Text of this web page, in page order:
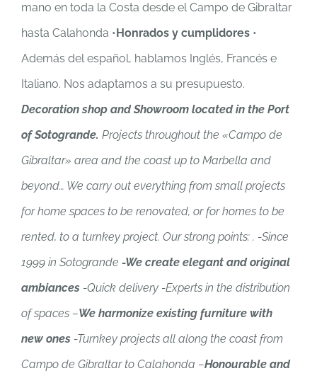
mano en toda la Costa desde el Campo de Gibraltar
hasta Calahonda •Honrados y cumplidores •
Además del español, hablamos Inglés, Francés e
Italiano. Nos adaptamos a su presupuesto.
Decoration shop and Showroom located in the Port
of Sotogrande. Projects throughout the «Campo de
Gibraltar» area and the coast up to Marbella and
beyond… We carry out everything from small projects
for home spaces to be renovated, or for homes to be
rented, to a turnkey project. Our strong points: . -Since
1999 in Sotogrande -We create elegant and original
ambiances -Quick delivery -Experts in the distribution
of spaces –We harmonize existing furniture with
new ones -Turnkey projects all along the coast from
Campo de Gibraltar to Calahonda –Honourable and